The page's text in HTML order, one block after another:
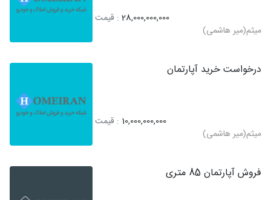
28,000,000,000 : قیمت
میثم(میر هاشمی)
درخواست خرید آپارتمان
10,000,000,000 : قیمت
میثم(میر هاشمی)
فروش آپارتمان 85 متری